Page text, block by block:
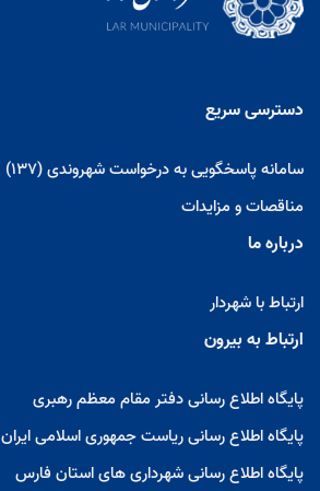
دسترسی سریع
سامانه پاسخگویی به درخواست شهروندی (137)
مناقصات و مزایدات
درباره ما
ارتباط با شهردار
ارتباط به بیرون
پایگاه اطلاع رسانی دفتر مقام معظم رهبری
پایگاه اطلاع رسانی ریاست جمهوری اسلامی ایران
پایگاه اطلاع رسانی شهرداری های استان فارس